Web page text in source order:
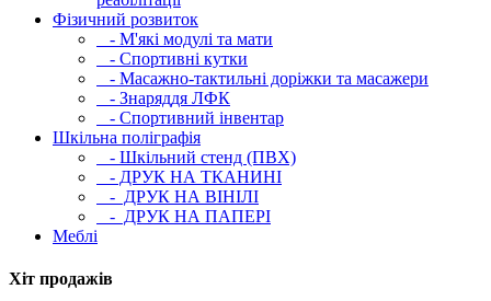
Фізичний розвиток
- М'які модулi та мати
- Спортивні кутки
- Масажно-тактильні доріжки та масажери
- Знаряддя ЛФК
- Спортивний інвентар
Шкільна поліграфія
- Шкільний стенд (ПВХ)
- ДРУК НА ТКАНИНІ
- ДРУК НА ВІНІЛІ
- ДРУК НА ПАПЕРІ
Меблі
Хіт продажів